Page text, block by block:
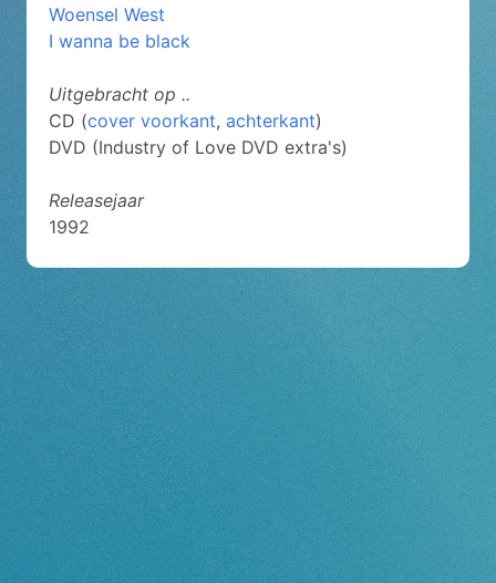
Woensel West
I wanna be black
Uitgebracht op ..
CD (cover voorkant, achterkant)
DVD (Industry of Love DVD extra's)
Releasejaar
1992